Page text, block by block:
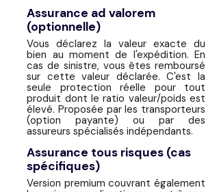
Assurance ad valorem
(optionnelle)
Vous déclarez la valeur exacte du
bien au moment de l'expédition. En
cas de sinistre, vous êtes remboursé
sur cette valeur déclarée. C'est la
seule protection réelle pour tout
produit dont le ratio valeur/poids est
élevé. Proposée par les transporteurs
(option payante) ou par des
assureurs spécialisés indépendants.
Assurance tous risques (cas
spécifiques)
Version premium couvrant également